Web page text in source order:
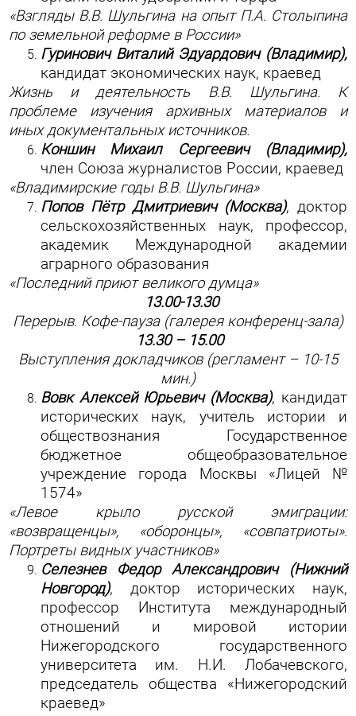
«Взгляды В.В. Шульгина на опыт П.А. Столыпина
по земельной реформе в России»
Гуринович Виталий Эдуардович (Владимир),
кандидат экономических наук, краевед
Жизнь и деятельность В.В. Шульгина. К
проблеме изучения архивных материалов и
иных документальных источников.
Коншин Михаил Сергеевич (Владимир),
член Союза журналистов России, краевед
«Владимирские годы В.В. Шульгина»
Попов Пётр Дмитриевич (Москва), доктор
сельскохозяйственных наук, профессор,
академик Международной академии
аграрного образования
«Последний приют великого думца»
13.00-13.30
Перерыв. Кофе-пауза (галерея конференц-зала)
13.30 – 15.00
Выступления докладчиков (регламент – 10-15
мин.)
Вовк Алексей Юрьевич (Москва), кандидат
исторических наук, учитель истории и
обществознания Государственное
бюджетное общеобразовательное
учреждение города Москвы «Лицей №
1574»
«Левое крыло русской эмиграции:
«возвращенцы», «оборонцы», «совпатриоты».
Портреты видных участников»
Селезнев Федор Александрович (Нижний
Новгород), доктор исторических наук,
профессор Института международный
отношений и мировой истории
Нижегородского государственного
университета им. Н.И. Лобачевского,
председатель общества «Нижегородский
краевед»